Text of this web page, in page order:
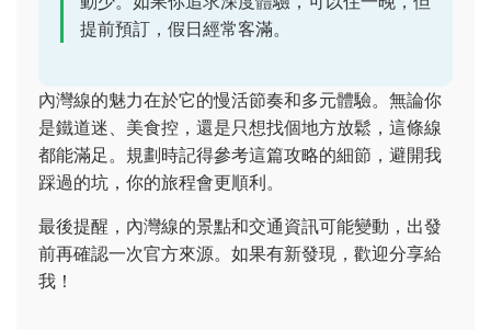
提前預訂，假日經常客滿。
內灣線的魅力在於它的慢活節奏和多元體驗。無論你
是鐵道迷、美食控，還是只想找個地方放鬆，這條線
都能滿足。規劃時記得參考這篇攻略的細節，避開我
踩過的坑，你的旅程會更順利。
最後提醒，內灣線的景點和交通資訊可能變動，出發
前再確認一次官方來源。如果有新發現，歡迎分享給
我！